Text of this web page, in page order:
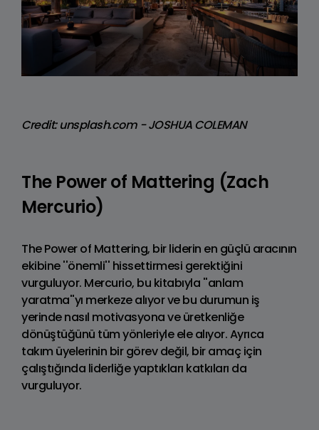
Credit: unsplash.com - JOSHUA COLEMAN
The Power of Mattering (Zach
Mercurio)
The Power of Mattering, bir liderin en güçlü aracının
ekibine ''önemli'' hissettirmesi gerektiğini
vurguluyor. Mercurio, bu kitabıyla ''anlam
yaratma''yı merkeze alıyor ve bu durumun iş
yerinde nasıl motivasyona ve üretkenliğe
dönüştüğünü tüm yönleriyle ele alıyor. Ayrıca
takım üyelerinin bir görev değil, bir amaç için
çalıştığında liderliğe yaptıkları katkıları da
vurguluyor.